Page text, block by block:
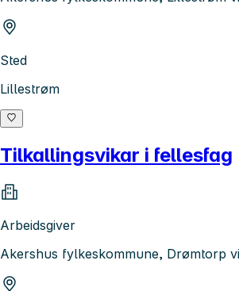
Sted
Lillestrøm
Tilkallingsvikar i fellesfag
Arbeidsgiver
Akershus fylkeskommune, Drømtorp